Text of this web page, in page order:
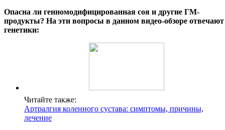
Опасна ли генномодифицированная соя и другие ГМ-
продукты? На эти вопросы в данном видео-обзоре отвечают
генетики:
Читайте также:
Артралгия коленного сустава: симптомы, причины,
лечение